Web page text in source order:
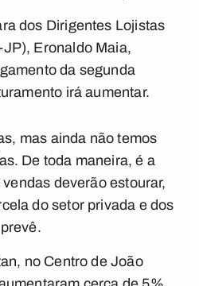
dos Dirigentes Lojistas
Eronaldo Maia,
da segunda
irá aumentar.
mas ainda não temos
De toda maneira, é a
deverão estourar,
do setor privada e dos
no Centro de João